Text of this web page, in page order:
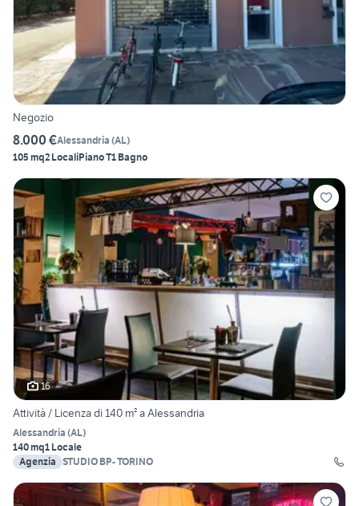
Negozio
8.000 €Alessandria (AL)
105 mq2 LocaliPiano T1 Bagno
16
Attività / Licenza di 140 m² a Alessandria
Alessandria (AL)
140 mq1 Locale
Agenzia STUDIO BP- TORINO